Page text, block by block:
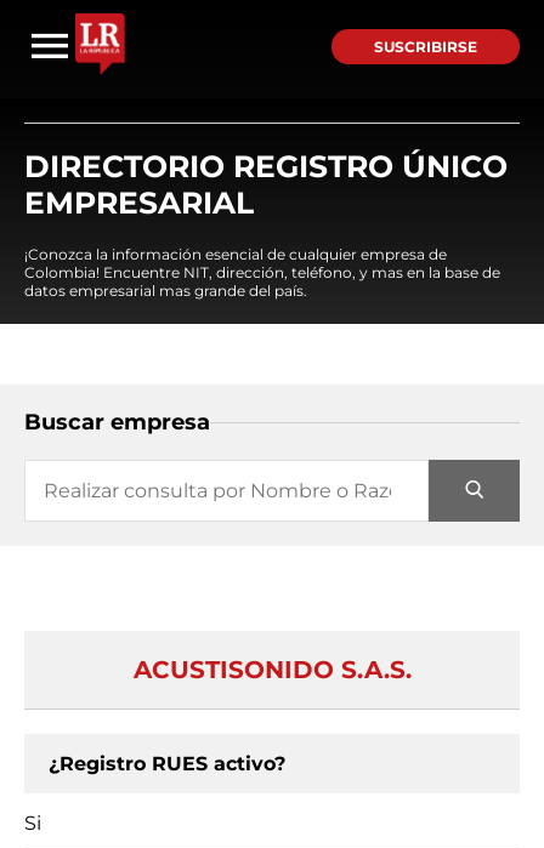
SUSCRIBIRSE
DIRECTORIO REGISTRO ÚNICO
EMPRESARIAL
¡Conozca la información esencial de cualquier empresa de
Colombia! Encuentre NIT, dirección, teléfono, y mas en la base de
datos empresarial mas grande del país.
Buscar empresa
ACUSTISONIDO S.A.S.
¿Registro RUES activo?
Si